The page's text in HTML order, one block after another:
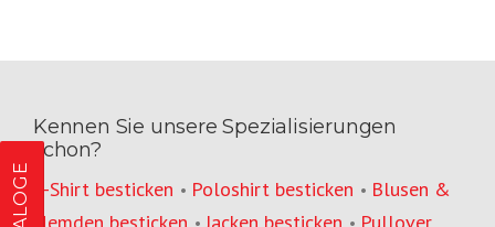
Kennen Sie unsere Spezialisierungen
schon?
T-Shirt besticken • Poloshirt besticken • Blusen &
Hemden besticken •Jacken besticken • Pullover